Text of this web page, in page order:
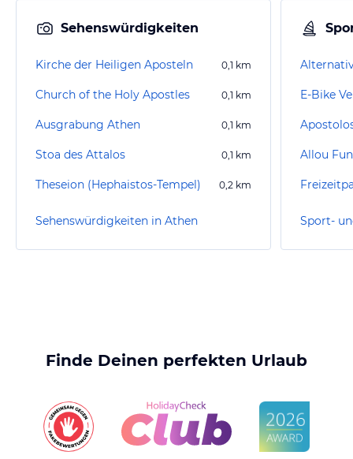
Sehenswürdigkeiten
Kirche der Heiligen Aposteln 0,1 km
Church of the Holy Apostles 0,1 km
Ausgrabung Athen 0,1 km
Stoa des Attalos 0,1 km
Theseion (Hephaistos-Tempel) 0,2 km
Sehenswürdigkeiten in Athen
E-Bike
Allou
Sport-
Finde Deinen perfekten Urlaub